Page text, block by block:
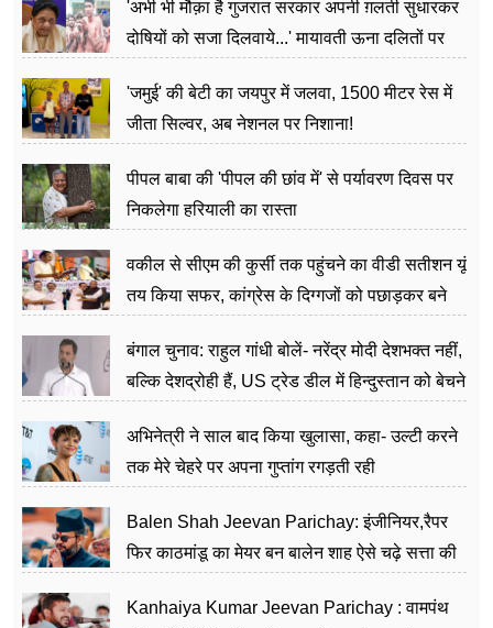
'अभी भी मौक़ा है गुजरात सरकार अपनी ग़लती सुधारकर
दोषियों को सजा दिलवाये...' मायावती ऊना दलितों पर
'जमुई' की बेटी का जयपुर में जलवा, 1500 मीटर रेस में
जीता सिल्वर, अब नेशनल पर निशाना!
पीपल बाबा की 'पीपल की छांव में' से पर्यावरण दिवस पर
निकलेगा हरियाली का रास्ता
वकील से सीएम की कुर्सी तक पहुंचने का वीडी सतीशन यूं
तय किया सफर, कांग्रेस के दिग्गजों को पछाड़कर बने
बंगाल चुनाव: राहुल गांधी बोलें- नरेंद्र मोदी देशभक्त नहीं,
बल्कि देशद्रोही हैं, US ट्रेड डील में हिन्दुस्तान को बेचने
अभिनेत्री ने साल बाद किया खुलासा, कहा- उल्टी करने
तक मेरे चेहरे पर अपना गुप्तांग रगड़ती रही
Balen Shah Jeevan Parichay: इंजीनियर,रैपर
फिर काठमांडू का मेयर बन बालेन शाह ऐसे चढ़े सत्ता की
Kanhaiya Kumar Jeevan Parichay : वामपंथ